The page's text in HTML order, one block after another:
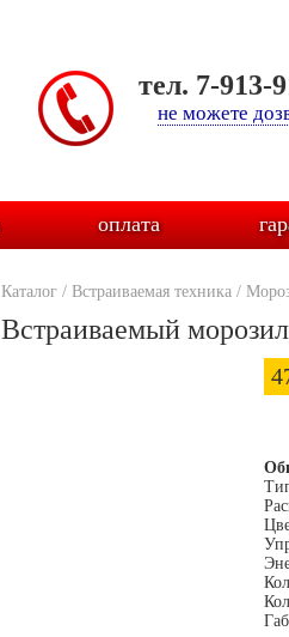
тел. 7-913-
не можете
оплата
Каталог / Встраиваемая техника /
Встраиваемый